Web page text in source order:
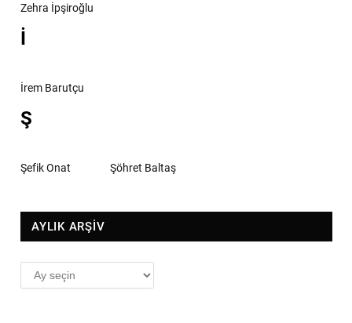
Zehra İpşiroğlu
İ
İrem Barutçu
Ş
Şefik Onat Şöhret Baltaş
AYLIK ARŞİV
AYLIK
ARŞİV